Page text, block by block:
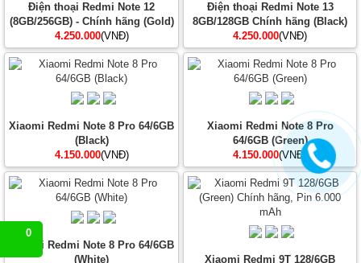
0
Điện thoại Redmi Note 12
(8GB/256GB) - Chính hãng (Gold)
4.250.000(VNĐ)
Điện thoại Redmi Note 13
8GB/128GB Chính hãng (Black)
4.250.000(VNĐ)
Xiaomi Redmi Note 8 Pro 64/6GB
(Black)
4.150.000(VNĐ)
Xiaomi Redmi Note 8 Pro
64/6GB (Green)
4.150.000(VNĐ)
Xiaomi Redmi Note 8 Pro 64/6GB
(White)
Xiaomi Redmi 9T 128/6GB